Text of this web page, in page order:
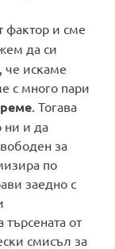
фактор и сме
да си
че искаме
с много пари
. Тогава
ни и да
за
по
заедно с
търсената от
смисъл за